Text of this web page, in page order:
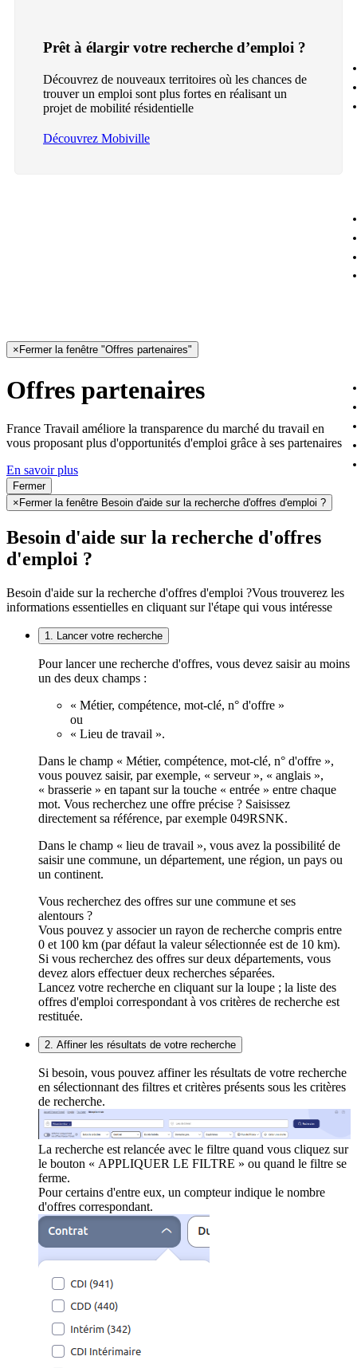
Prêt à élargir votre recherche d’emploi ?
Découvrez de nouveaux territoires où les chances de
trouver un emploi sont plus fortes en réalisant un
projet de mobilité résidentielle
Découvrez Mobiville
× Fermer la fenêtre "Offres partenaires"
Offres partenaires
France Travail améliore la transparence du marché du travail en
vous proposant plus d'opportunités d'emploi grâce à ses partenaires
En savoir plus
Fermer
× Fermer la fenêtre Besoin d'aide sur la recherche d'offres d'emploi ?
Besoin d'aide sur la recherche d'offres
d'emploi ?
Besoin d'aide sur la recherche d'offres d'emploi ?Vous trouverez les
informations essentielles en cliquant sur l'étape qui vous intéresse
1. Lancer votre recherche
Pour lancer une recherche d'offres, vous devez saisir au moins
un des deux champs :
« Métier, compétence, mot-clé, n° d'offre »
ou
« Lieu de travail ».
Dans le champ « Métier, compétence, mot-clé, n° d'offre »,
vous pouvez saisir, par exemple, « serveur », « anglais »,
« brasserie » en tapant sur la touche « entrée » entre chaque
mot. Vous recherchez une offre précise ? Saisissez
directement sa référence, par exemple 049RSNK.
Dans le champ « lieu de travail », vous avez la possibilité de
saisir une commune, un département, une région, un pays ou
un continent.
Vous recherchez des offres sur une commune et ses
alentours ?
Vous pouvez y associer un rayon de recherche compris entre
0 et 100 km (par défaut la valeur sélectionnée est de 10 km).
Si vous recherchez des offres sur deux départements, vous
devez alors effectuer deux recherches séparées.
Lancez votre recherche en cliquant sur la loupe ; la liste des
offres d'emploi correspondant à vos critères de recherche est
restituée.
2. Affiner les résultats de votre recherche
Si besoin, vous pouvez affiner les résultats de votre recherche
en sélectionnant des filtres et critères présents sous les critères
de recherche.
La recherche est relancée avec le filtre quand vous cliquez sur
le bouton « APPLIQUER LE FILTRE » ou quand le filtre se
ferme.
Pour certains d'entre eux, un compteur indique le nombre
d'offres correspondant.